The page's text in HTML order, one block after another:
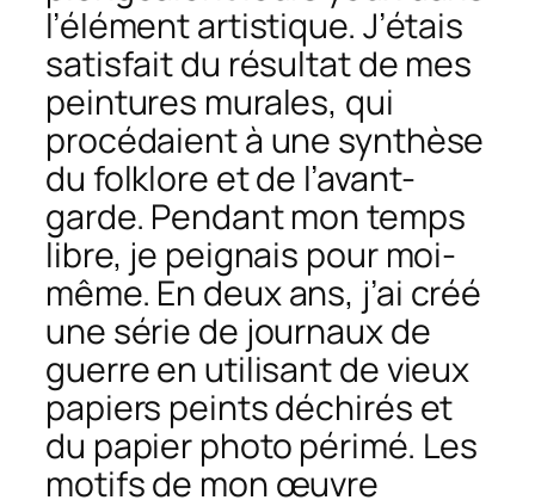
l’élément artistique. J’étais
satisfait du résultat de mes
peintures murales, qui
procédaient à une synthèse
du folklore et de l’avant-
garde. Pendant mon temps
libre, je peignais pour moi-
même. En deux ans, j’ai créé
une série de journaux de
guerre en utilisant de vieux
papiers peints déchirés et
du papier photo périmé. Les
motifs de mon œuvre